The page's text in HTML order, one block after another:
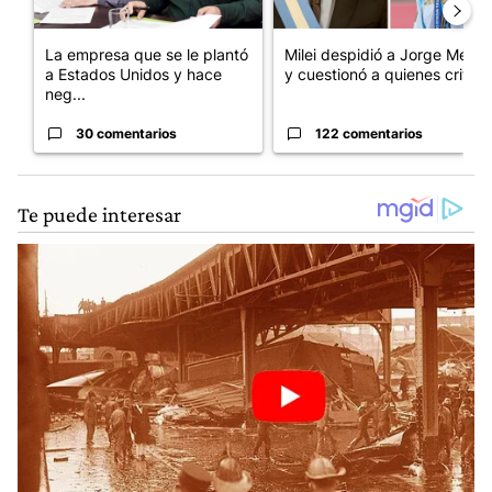
La empresa que se le plantó
a Estados Unidos y hace
neg...
30 comentarios
Milei despidió a Jorge Messi
y cuestionó a quienes crit...
122 comentarios